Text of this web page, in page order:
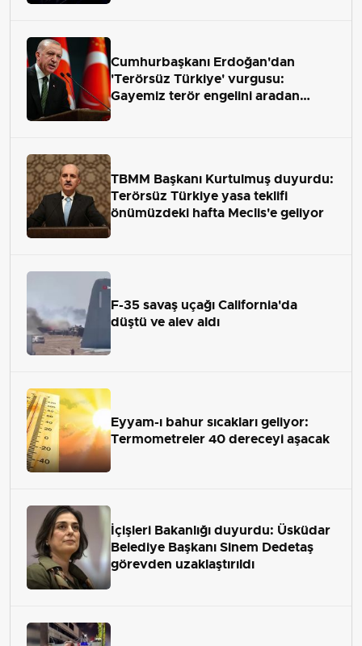
Cumhurbaşkanı Erdoğan'dan
'Terörsüz Türkiye' vurgusu:
Gayemiz terör engelini aradan
TBMM Başkanı Kurtulmuş duyurdu:
Terörsüz Türkiye yasa teklifi
önümüzdeki hafta Meclis'e geliyor
F-35 savaş uçağı California'da
düştü ve alev aldı
Eyyam-ı bahur sıcakları geliyor:
Termometreler 40 dereceyi aşacak
İçişleri Bakanlığı duyurdu: Üsküdar
Belediye Başkanı Sinem Dedetaş
görevden uzaklaştırıldı